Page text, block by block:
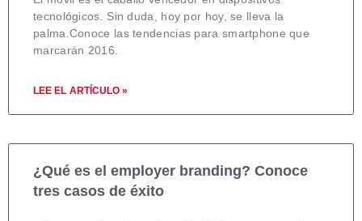
tecnológicos. Sin duda, hoy por hoy, se lleva la
palma.Conoce las tendencias para smartphone que
marcarán 2016.
LEE EL ARTÍCULO »
¿Qué es el employer branding? Conoce
tres casos de éxito